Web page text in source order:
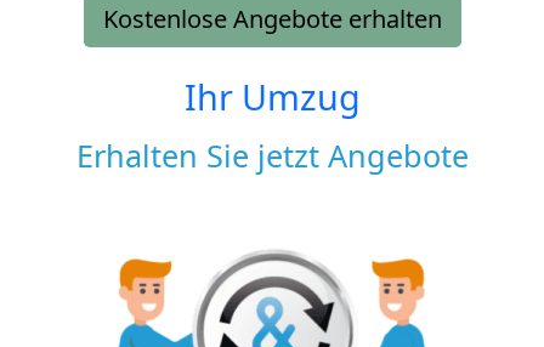
Kostenlose Angebote erhalten
Ihr Umzug
Erhalten Sie jetzt Angebote